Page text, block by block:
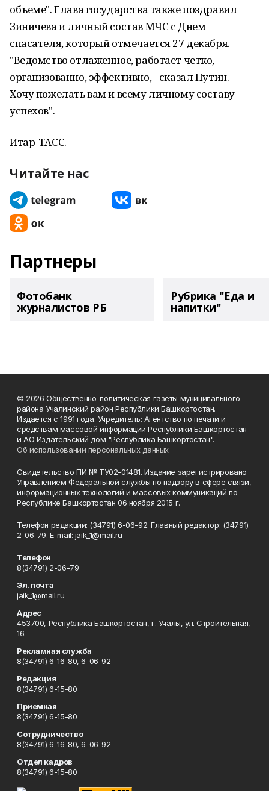
объеме". Глава государства также поздравил
Зиничева и личный состав МЧС с Днем
спасателя, который отмечается 27 декабря.
"Ведомство отлаженное, работает четко,
организованно, эффективно, - сказал Путин. -
Хочу пожелать вам и всему личному составу
успехов".
Итар-ТАСС.
Читайте нас
Партнеры
Фотобанк
журналистов РБ
Рубрика "Еда и
напитки"
© 2026 Общественно-политическая газеты муниципального
района Учалинский район Республики Башкортостан.
Издается с 1991 года. Учредитель: Агентство по печати и
средствам массовой информации Республики Башкортостан
и АО Издательский дом "Республика Башкортостан".
Об использовании персональных данных
Свидетельство ПИ № ТУ02-01481. Издание зарегистрировано
Управлением Федеральной службы по надзору в сфере связи,
информационных технологий и массовых коммуникаций по
Республике Башкортостан 06 ноября 2015 г.
Телефон редакции: (34791) 6-06-92. Главный редактор: (34791)
2-06-79. Е-mаil: jaik_1@mail.ru
Телефон
8(34791) 2-06-79
Эл. почта
jaik_1@mail.ru
Адрес
453700, Республика Башкортостан, г. Учалы, ул. Строительная,
16.
Рекламная служба
8(34791) 6-16-80, 6-06-92
Редакция
8(34791) 6-15-80
Приемная
8(34791) 6-15-80
Сотрудничество
8(34791) 6-16-80, 6-06-92
Отдел кадров
8(34791) 6-15-80